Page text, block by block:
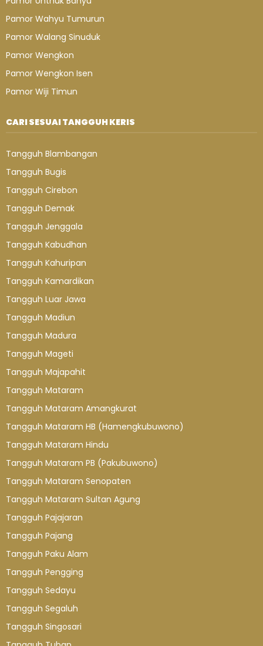
Pamor Wahyu Tumurun
Pamor Walang Sinuduk
Pamor Wengkon
Pamor Wengkon Isen
Pamor Wiji Timun
CARI SESUAI TANGGUH KERIS
Tangguh Blambangan
Tangguh Bugis
Tangguh Cirebon
Tangguh Demak
Tangguh Jenggala
Tangguh Kabudhan
Tangguh Kahuripan
Tangguh Kamardikan
Tangguh Luar Jawa
Tangguh Madiun
Tangguh Madura
Tangguh Mageti
Tangguh Majapahit
Tangguh Mataram
Tangguh Mataram Amangkurat
Tangguh Mataram HB (Hamengkubuwono)
Tangguh Mataram Hindu
Tangguh Mataram PB (Pakubuwono)
Tangguh Mataram Senopaten
Tangguh Mataram Sultan Agung
Tangguh Pajajaran
Tangguh Pajang
Tangguh Paku Alam
Tangguh Pengging
Tangguh Sedayu
Tangguh Segaluh
Tangguh Singosari